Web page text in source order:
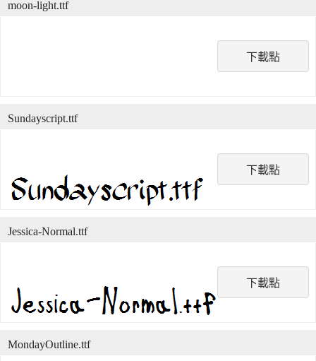
下載點
moon-light.ttf
下載點
Sundayscript.ttf
下載點
Jessica-Normal.ttf
MondayOutline.ttf